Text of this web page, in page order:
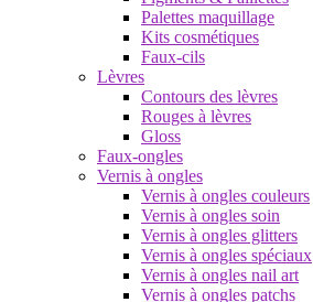
Palettes maquillage
Kits cosmétiques
Faux-cils
Lèvres
Contours des lèvres
Rouges à lèvres
Gloss
Faux-ongles
Vernis à ongles
Vernis à ongles couleurs
Vernis à ongles soin
Vernis à ongles glitters
Vernis à ongles spéciaux
Vernis à ongles nail art
Vernis à ongles patchs